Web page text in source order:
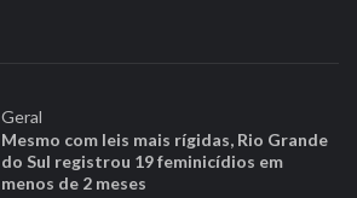
Geral
Mesmo com leis mais rígidas, Rio Grande
do Sul registrou 19 feminicídios em
menos de 2 meses